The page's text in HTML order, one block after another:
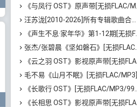
《与凤行 OST》原声带[无损FLAC/MP3/351MB]百度云网盘下载
汪苏泷[2010-2026]所有专辑歌曲合集[无损FLAC/MP3/9.8GB]百度云网盘下载
《声生不息·家年华》第1-12期[无损FLAC/MP3]百度云网盘下载
张杰/张碧晨《坚如磐石》[无损FLAC/MP3]百度云网盘下载
《云之羽 OST》影视原声带[无损FLAC/MP3/820MB]百度云网盘下载
毛不易《山月不眠》[无损FLAC/MP3]百度云网盘下载
《长歌行 OST》[无损FLAC/MP3/991MB]百度云网盘下载
《长相思 OST》影视原声带[无损FLAC/MP3/519MB]百度云网盘下载